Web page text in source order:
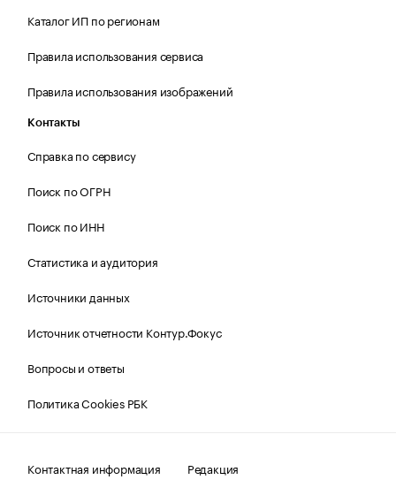
Каталог ИП по регионам
Правила использования сервиса
Правила использования изображений
Контакты
Справка по сервису
Поиск по ОГРН
Поиск по ИНН
Статистика и аудитория
Источники данных
Источник отчетности Контур.Фокус
Вопросы и ответы
Политика Cookies РБК
Контактная информация
Редакция